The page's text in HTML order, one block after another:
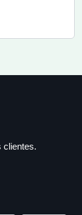
clientes.